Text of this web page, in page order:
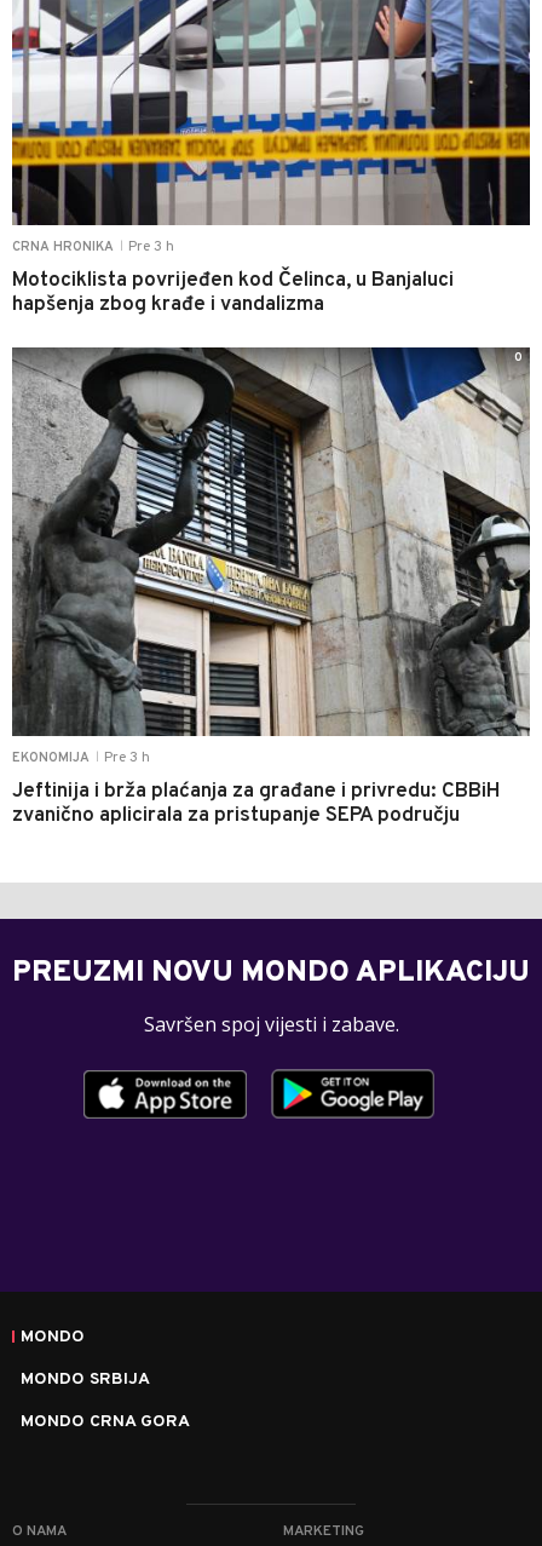
CRNA HRONIKA Pre 3 h
Motociklista povrijeđen kod Čelinca, u Banjaluci
hapšenja zbog krađe i vandalizma
EKONOMIJA Pre 3 h
Jeftinija i brža plaćanja za građane i privredu: CBBiH
zvanično aplicirala za pristupanje SEPA području
0
PREUZMI NOVU MONDO APLIKACIJU
Savršen spoj vijesti i zabave.
MONDO
MONDO SRBIJA
MONDO CRNA GORA
O NAMA MARKETING